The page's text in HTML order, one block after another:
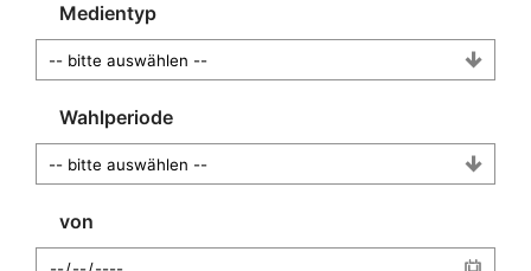
Medientyp
Wahlperiode
von